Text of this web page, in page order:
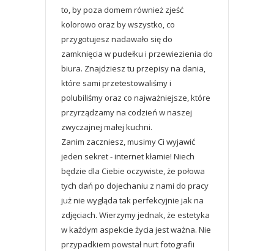
to, by poza domem również zjeść
kolorowo oraz by wszystko, co
przygotujesz nadawało się do
zamknięcia w pudełku i przewiezienia do
biura. Znajdziesz tu przepisy na dania,
które sami przetestowaliśmy i
polubiliśmy oraz co najważniejsze, które
przyrządzamy na codzień w naszej
zwyczajnej małej kuchni.
Zanim zaczniesz, musimy Ci wyjawić
jeden sekret - internet kłamie! Niech
będzie dla Ciebie oczywiste, że połowa
tych dań po dojechaniu z nami do pracy
już nie wygląda tak perfekcyjnie jak na
zdjęciach. Wierzymy jednak, że estetyka
w każdym aspekcie życia jest ważna. Nie
przypadkiem powstał nurt fotografii